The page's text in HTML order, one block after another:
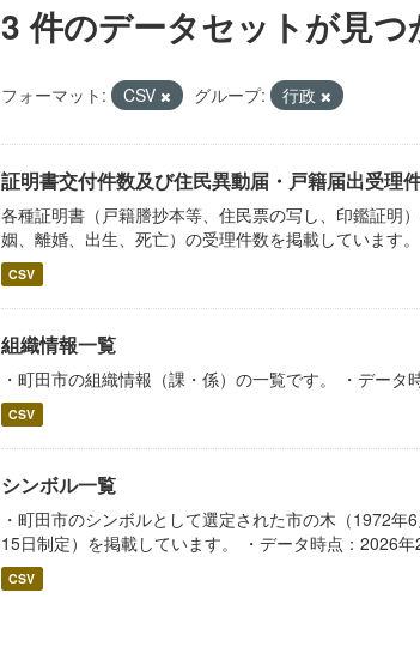
3 件のデータセットが見つ
フォーマット: CSV グループ: 行政
証明書交付件数及び住民異動届・戸籍届出受理
各種証明書（戸籍謄抄本等、住民票の写し、印鑑証明
姻、離婚、出生、死亡）の受理件数を掲載しています
CSV
組織情報一覧
・町田市の組織情報（課・係）の一覧です。 ・データ
CSV
シンボル一覧
・町田市のシンボルとして選定された市の木（1972
15日制定）を掲載しています。 ・データ時点：2026
CSV